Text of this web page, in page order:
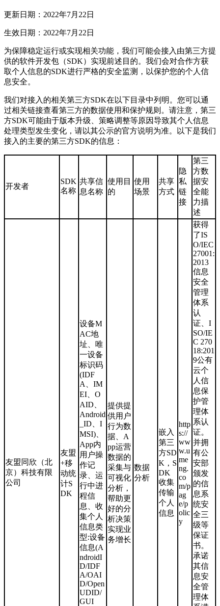
更新日期：2022年7月22日
生效日期：2022年7月22日
为保障稳定运行或实现相关功能，我们可能会接入由第三方提
供的软件开发包（SDK）实现前述目的。我们会对合作方获
取个人信息的SDK进行严格的安全监测，以保护您的个人信
息安全。
我们对接入的相关第三方SDK在以下目录中列明。您可以通
过相关链接查看第三方的数据使用和保护规则。请注意，第三
方SDK可能由于版本升级、策略调整等原因导致其个人信息
处理类型发生变化，请以其公示的官方说明为准。以下是我们
接入的主要的第三方SDK的信息：
开发者
SDK
名称
共享信
息名称
使用目
的
使用
场景
共享
方式
隐
私
链
接
第三
方数
据安
全能
力描
述
友盟同欣（北
京）科技有限
公司
友盟
+移
动统
计S
DK
设备M
AC地
址、唯
一设备
标识码
(IDF
A、IM
EI、O
AID、
Android
_ID、I
MSI)、
App内
用户操
作记
录、运
行中进
程信
息、收
集个人
信息类
型:设备
信息(A
ndroidI
D/IDF
A/OAI
D/Open
UDID/
GUI
提供提
供用户
行为数
据、A
pp运营
数据的
采集与
可视化
分析，
帮助更
好的分
析决策
实现业
务增长
数据
分析
嵌入
第三
方SD
K，S
DK
收集
传输
个人
信息
http
s://
ww
w.u
me
ng.
co
m/p
ag
e/p
olic
y
获得
了IS
O/IEC
27001:
2013
信息
安全
管理
体系
认
证、I
SO/IE
C 270
18:201
9公有
云个
人信
息保
护管
理体
系认
证。
并拥
有公
安部
颁发
的信
息系
统安
全三
级等
保证
书。
承诺
其信
息安
全管
理体